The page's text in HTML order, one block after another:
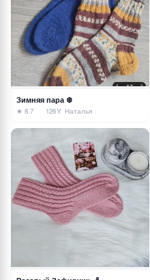
Зимняя пара ❄️
★ 8.7 126🏅 Наталья